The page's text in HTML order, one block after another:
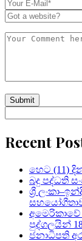
for:
Recent
හෙට (11)
බදු පද්ධති
ශ්‍රී
පුද්ගලයින්
ජනාධිපති